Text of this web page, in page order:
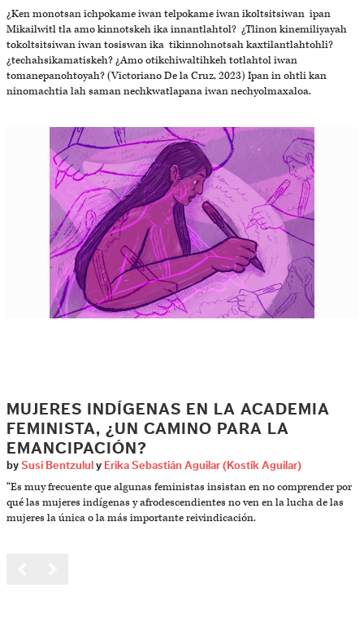
¿Ken monotsan ichpokame iwan telpokame iwan ikoltsitsiwan ipan
Mikailwitl tla amo kinnotskeh ika innantlahtol? ¿Tlinon kinemiliyayah
tokoltsitsiwan iwan tosiswan ika tikinnohnotsah kaxtilantlahtohli?
¿techahsikamatiskeh? ¿Amo otikchiwaltihkeh totlahtol iwan
tomanepanohtoyah? (Victoriano De la Cruz, 2023) Ipan in ohtli kan
ninomachtia lah saman nechkwatlapana iwan nechyolmaxaloa.
MUJERES INDÍGENAS EN LA ACADEMIA
FEMINISTA, ¿UN CAMINO PARA LA
EMANCIPACIÓN?
by Susi Bentzulul y Erika Sebastián Aguilar (Kostik Aguilar)
“Es muy frecuente que algunas feministas insistan en no comprender por
qué las mujeres indígenas y afrodescendientes no ven en la lucha de las
mujeres la única o la más importante reivindicación.